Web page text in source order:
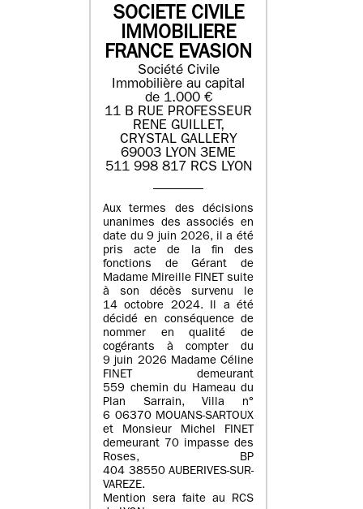
SOCIETE CIVILE
IMMOBILIERE
FRANCE EVASION
Société Civile
Immobilière au capital
de 1.000 €
11 B RUE PROFESSEUR
RENE GUILLET,
CRYSTAL GALLERY
69003 LYON 3EME
511 998 817 RCS LYON
Aux termes des décisions
unanimes des associés en
date du 9 juin 2026, il a été
pris acte de la fin des
fonctions de Gérant de
Madame Mireille FINET suite
à son décès survenu le
14 octobre 2024. Il a été
décidé en conséquence de
nommer en qualité de
cogérants à compter du
9 juin 2026 Madame Céline
FINET demeurant
559 chemin du Hameau du
Plan Sarrain, Villa n°
6 06370 MOUANS-SARTOUX
et Monsieur Michel FINET
demeurant 70 impasse des
Roses, BP
404 38550 AUBERIVES-SUR-
VAREZE.
Mention sera faite au RCS